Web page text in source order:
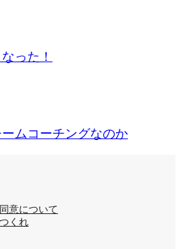
った！
ムコーチングなのか
意について
くれ